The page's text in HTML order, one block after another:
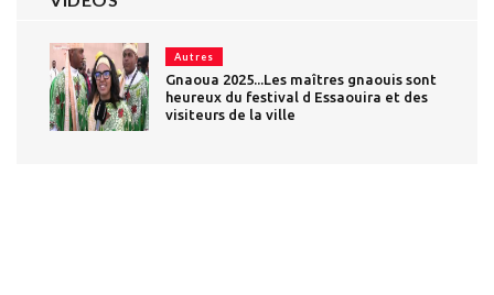
Autres
Gnaoua 2025...Les maîtres gnaouis sont
heureux du festival d Essaouira et des
visiteurs de la ville